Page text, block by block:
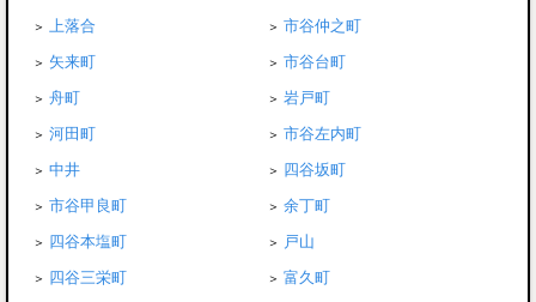
上落合
市谷仲之町
矢来町
市谷台町
舟町
岩戸町
河田町
市谷左内町
中井
四谷坂町
市谷甲良町
余丁町
四谷本塩町
戸山
四谷三栄町
富久町